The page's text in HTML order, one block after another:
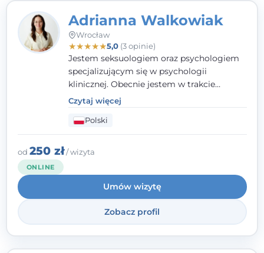
Adrianna Walkowiak
Wrocław
★★★★★5,0(3 opinie)
Jestem seksuologiem oraz psychologiem
specjalizującym się w psychologii
klinicznej. Obecnie jestem w trakcie
szkolenia na psychoterapeutę
systemowego. Posiadam status członka
nadzwyczajnego Wielkopolskiego
Towarzystwa Terapii Systemowej oraz
należę do Polskiego Towarzystwa
pierwszym miejscu stawiam budowanie
atmosfery bezpieczeństwa i zrozumienia w
relacjach z Klientami. Istotna dla nie jest
również koncentracja na dostępnych
zasobach.
Czytaj więcej
Polski
od 250 zł/ wizyta
ONLINE
Umów wizytę
Zobacz profil